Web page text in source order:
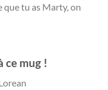
que tu as Marty, on
ce mug !